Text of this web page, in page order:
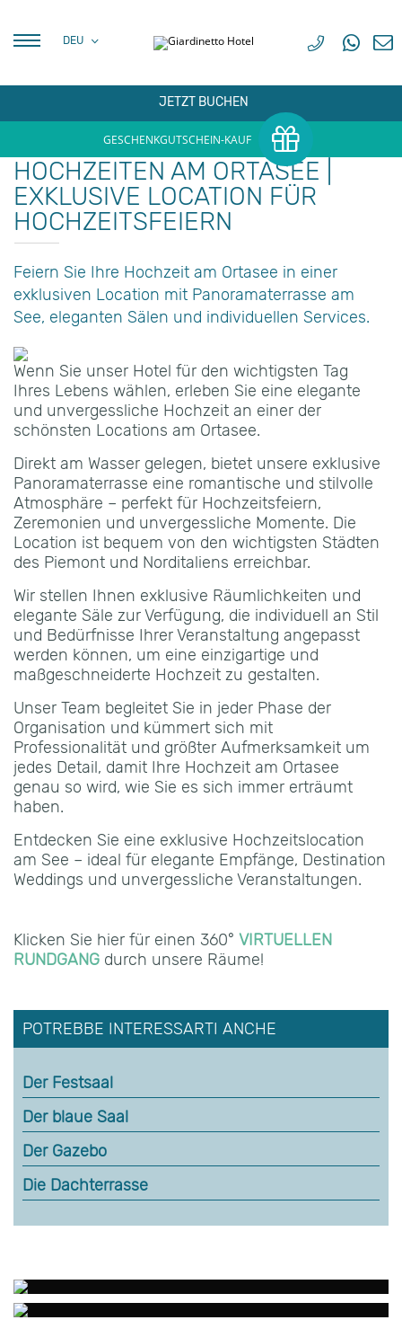
DEU
JETZT BUCHEN
GESCHENKGUTSCHEIN-KAUF
HOCHZEITEN AM ORTASEE |
EXKLUSIVE LOCATION FÜR
HOCHZEITSFEIERN
Feiern Sie Ihre Hochzeit am Ortasee in einer
exklusiven Location mit Panoramaterrasse am
See, eleganten Sälen und individuellen Services.
Wenn Sie unser Hotel für den wichtigsten Tag
Ihres Lebens wählen, erleben Sie eine elegante
und unvergessliche Hochzeit an einer der
schönsten Locations am Ortasee.
Direkt am Wasser gelegen, bietet unsere exklusive
Panoramaterrasse eine romantische und stilvolle
Atmosphäre – perfekt für Hochzeitsfeiern,
Zeremonien und unvergessliche Momente. Die
Location ist bequem von den wichtigsten Städten
des Piemont und Norditaliens erreichbar.
Wir stellen Ihnen exklusive Räumlichkeiten und
elegante Säle zur Verfügung, die individuell an Stil
und Bedürfnisse Ihrer Veranstaltung angepasst
werden können, um eine einzigartige und
maßgeschneiderte Hochzeit zu gestalten.
Unser Team begleitet Sie in jeder Phase der
Organisation und kümmert sich mit
Professionalität und größter Aufmerksamkeit um
jedes Detail, damit Ihre Hochzeit am Ortasee
genau so wird, wie Sie es sich immer erträumt
haben.
Entdecken Sie eine exklusive Hochzeitslocation
am See – ideal für elegante Empfänge, Destination
Weddings und unvergessliche Veranstaltungen.
Klicken Sie hier für einen 360° VIRTUELLEN
RUNDGANG durch unsere Räume!
POTREBBE INTERESSARTI ANCHE
Der Festsaal
Der blaue Saal
Der Gazebo
Die Dachterrasse